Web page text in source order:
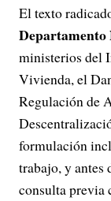
El texto
Departamento
ministerios del
Vivienda, el
Regulación de
formulación
trabajo, y antes
consulta previa